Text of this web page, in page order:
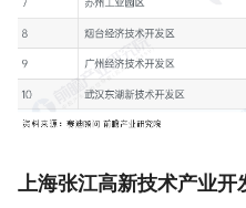
上海张江高新技术产业